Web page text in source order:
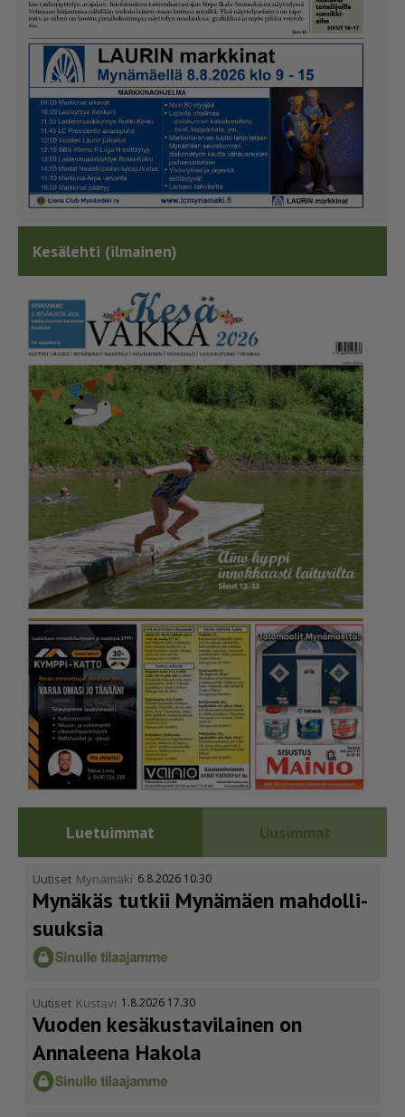
Kesälehti (ilmainen)
Luetuimmat Uusimmat
Uutiset Mynämäki 6.8.2026 10.30
Mynäkäs tutkii Mynämäen mahdol­li­
suuksia
Uutiset Kustavi 1.8.2026 17.30
Vuoden kesäkus­ta­vi­lainen on
Annaleena Hakola